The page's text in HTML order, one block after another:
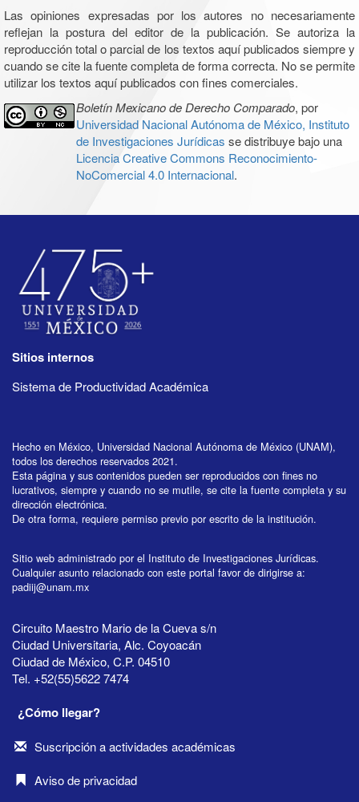
Las opiniones expresadas por los autores no necesariamente
reflejan la postura del editor de la publicación. Se autoriza la
reproducción total o parcial de los textos aquí publicados siempre y
cuando se cite la fuente completa de forma correcta. No se permite
utilizar los textos aquí publicados con fines comerciales.
Boletín Mexicano de Derecho Comparado, por
Universidad Nacional Autónoma de México, Instituto
de Investigaciones Jurídicas se distribuye bajo una
Licencia Creative Commons Reconocimiento-
NoComercial 4.0 Internacional.
Sitios internos
Sistema de Productividad Académica
Hecho en México, Universidad Nacional Autónoma de México (UNAM),
todos los derechos reservados 2021.
Esta página y sus contenidos pueden ser reproducidos con fines no
lucrativos, siempre y cuando no se mutile, se cite la fuente completa y su
dirección electrónica.
De otra forma, requiere permiso previo por escrito de la institución.
Sitio web administrado por el Instituto de Investigaciones Jurídicas.
Cualquier asunto relacionado con este portal favor de dirigirse a:
padiij@unam.mx
Circuito Maestro Mario de la Cueva s/n
Ciudad Universitaria, Alc. Coyoacán
Ciudad de México, C.P. 04510
Tel. +52(55)5622 7474
¿Cómo llegar?
Suscripción a actividades académicas
Aviso de privacidad